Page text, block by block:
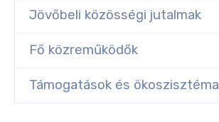
Jövőbeli közösségi jutalmak
Fő közreműködők
Támogatások és ökoszisztéma